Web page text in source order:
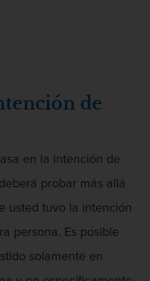
de
en la intención de
probar más allá
usted tuvo la intención
persona. Es posible
solamente en
Con Un Menor